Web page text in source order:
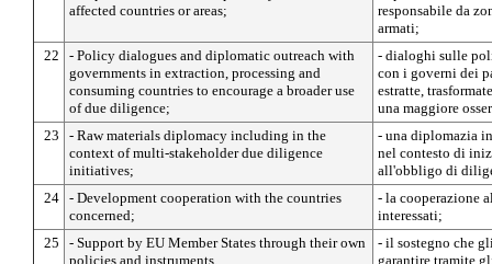
affected countries or areas;
responsabile da
armati;
22
- Policy dialogues and diplomatic outreach with
governments in extraction, processing and
consuming countries to encourage a broader use
of due diligence;
- dialoghi sulle
con i governi dei
estratte,
una maggiore
23
- Raw materials diplomacy including in the
context of multi-stakeholder due diligence
initiatives;
- una diplomazia
nel contesto di
all'obbligo di
24 - Development cooperation with the countries
concerned;
- la cooperazione
interessati;
25
- Support by EU Member States through their own
policies and instruments.
- il sostegno che
garantire tramite